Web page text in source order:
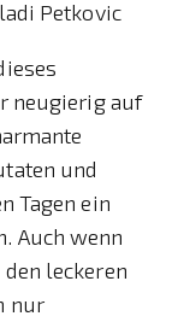
Petkovic
neugierig auf
und
Tagen ein
Auch wenn
leckeren
nur